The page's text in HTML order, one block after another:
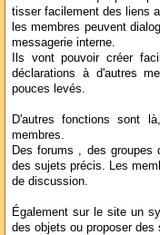
tisser facilement des liens
les membres peuvent
messagerie interne.
Ils vont pouvoir créer
déclarations à d'autres
pouces levés.
D'autres fonctions sont
membres.
Des forums , des groupes
des sujets précis. Les
de discussion.
Également sur le site un
des objets ou proposer des